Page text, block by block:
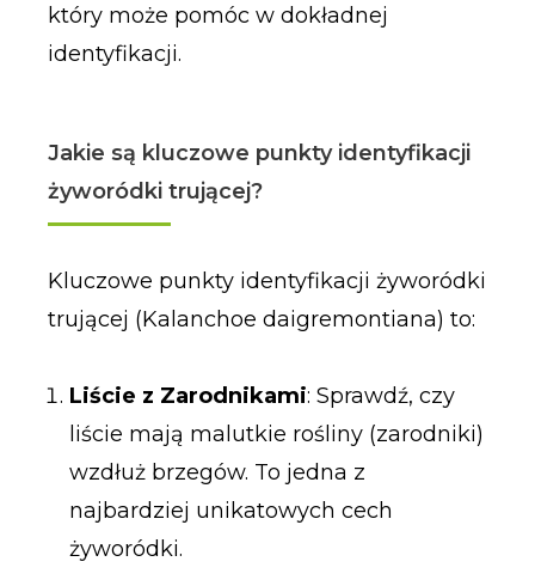
który może pomóc w dokładnej
identyfikacji.
Jakie są kluczowe punkty identyfikacji
żyworódki trującej?
Kluczowe punkty identyfikacji żyworódki
trującej (Kalanchoe daigremontiana) to:
Liście z Zarodnikami: Sprawdź, czy
liście mają malutkie rośliny (zarodniki)
wzdłuż brzegów. To jedna z
najbardziej unikatowych cech
żyworódki.